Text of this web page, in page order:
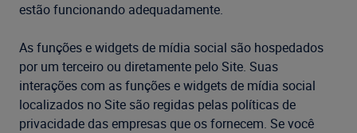
estão funcionando adequadamente.
As funções e widgets de mídia social são hospedados
por um terceiro ou diretamente pelo Site. Suas
interações com as funções e widgets de mídia social
localizados no Site são regidas pelas políticas de
privacidade das empresas que os fornecem. Se você